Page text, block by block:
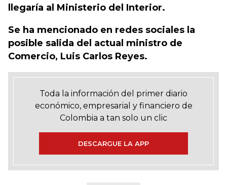
llegaría al Ministerio del Interior.
Se ha mencionado en redes sociales la
posible salida del actual ministro de
Comercio, Luis Carlos Reyes.
Toda la información del primer diario
económico, empresarial y financiero de
Colombia a tan solo un clic
DESCARGUE LA APP